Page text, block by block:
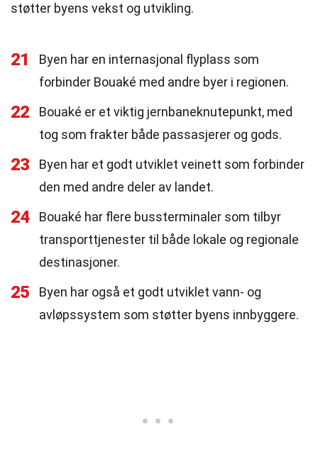
støtter byens vekst og utvikling.
21
Byen har en internasjonal flyplass som
forbinder Bouaké med andre byer i regionen.
22
Bouaké er et viktig jernbaneknutepunkt, med
tog som frakter både passasjerer og gods.
23
Byen har et godt utviklet veinett som forbinder
den med andre deler av landet.
24
Bouaké har flere bussterminaler som tilbyr
transporttjenester til både lokale og regionale
destinasjoner.
25
Byen har også et godt utviklet vann- og
avløpssystem som støtter byens innbyggere.